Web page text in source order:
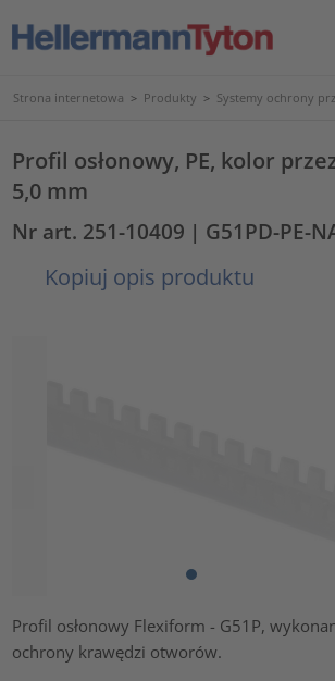
Strona internetowa > Produkty > Systemy ochrony
Profil osłonowy, PE, kolor
5,0 mm
Nr art. 251-10409 | G51PD-PE-
Kopiuj opis produktu
Profil osłonowy Flexiform - G51P,
ochrony krawędzi otworów.